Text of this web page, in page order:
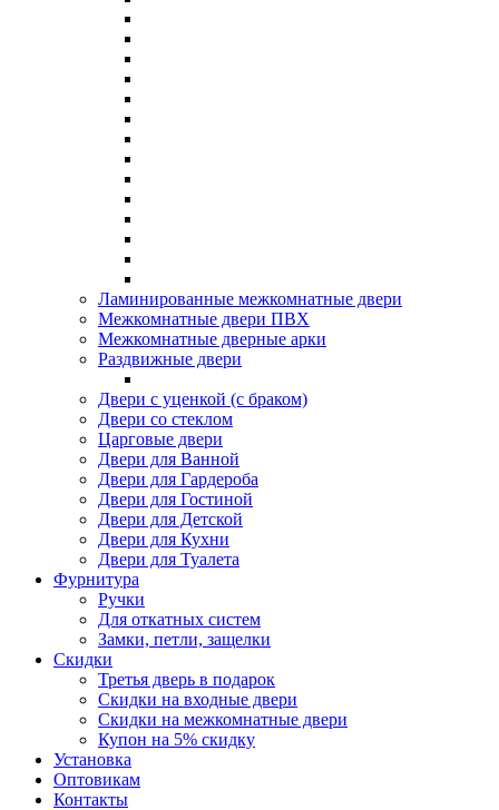
Ламинированные межкомнатные двери
Межкомнатные двери ПВХ
Межкомнатные дверные арки
Раздвижные двери
Двери с уценкой (с браком)
Двери со стеклом
Царговые двери
Двери для Ванной
Двери для Гардероба
Двери для Гостиной
Двери для Детской
Двери для Кухни
Двери для Туалета
Фурнитура
Ручки
Для откатных систем
Замки, петли, защелки
Скидки
Третья дверь в подарок
Скидки на входные двери
Скидки на межкомнатные двери
Купон на 5% скидку
Установка
Оптовикам
Контакты